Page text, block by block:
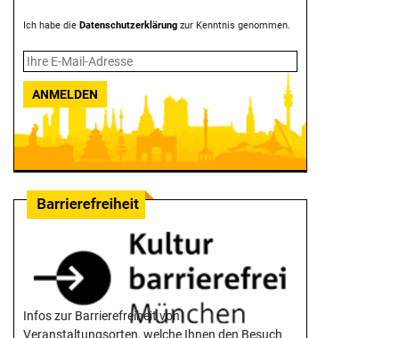
Ich habe die Datenschutzerklärung zur Kenntnis genommen.
ANMELDEN
Infos zur Barrierefreiheit von
Veranstaltungsorten, welche Ihnen den Besuch